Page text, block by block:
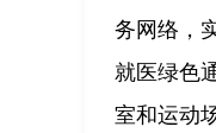
务网络，
就医绿色
室和运动